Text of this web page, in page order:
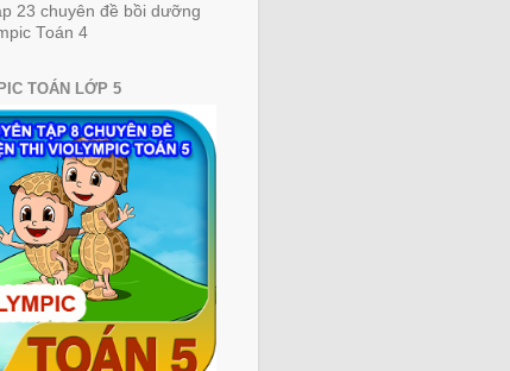
23 chuyên đề bồi dưỡng
Toán 4
TOÁN LỚP 5